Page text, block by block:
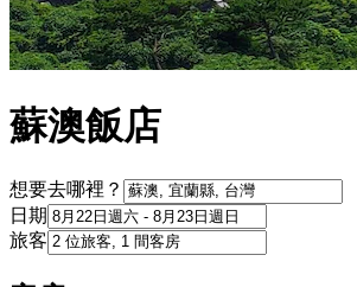
蘇澳飯店
想要去哪裡？
日期
旅客